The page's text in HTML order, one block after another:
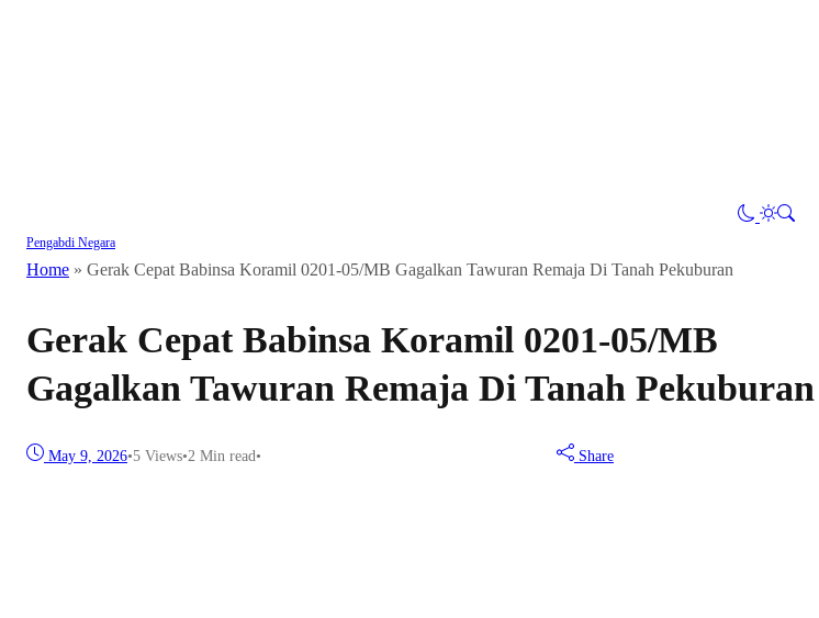
Pengabdi Negara
Home » Gerak Cepat Babinsa Koramil 0201-05/MB Gagalkan Tawuran Remaja Di Tanah Pekuburan
Gerak Cepat Babinsa Koramil 0201-05/MB
Gagalkan Tawuran Remaja Di Tanah Pekuburan
May 9, 2026•5 Views•2 Min read• Share